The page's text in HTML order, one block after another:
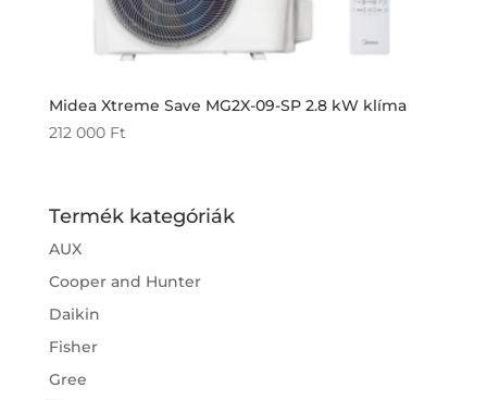
Midea Xtreme Save MG2X-09-SP 2.8 kW klíma
212 000 Ft
Termék kategóriák
AUX
Cooper and Hunter
Daikin
Fisher
Gree